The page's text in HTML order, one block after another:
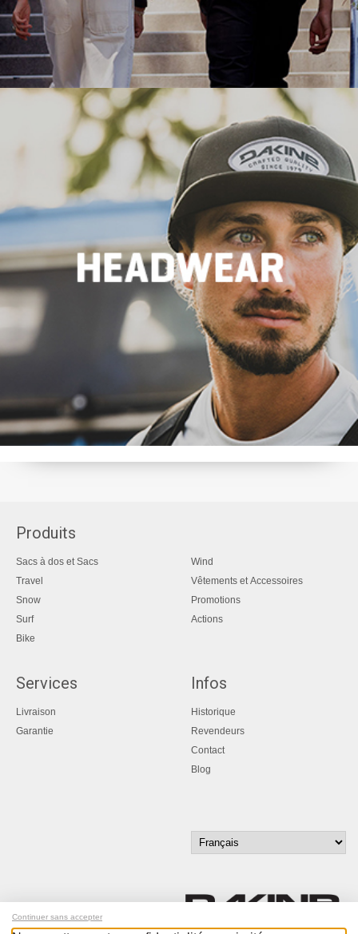
Produits
Sacs à dos et Sacs
Travel
Snow
Surf
Bike
Wind
Vêtements et Accessoires
Promotions
Actions
Services
Livraison
Garantie
Infos
Historique
Revendeurs
Contact
Blog
Continuer sans accepter